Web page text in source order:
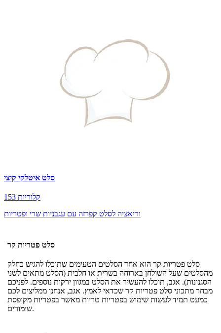
סלט איטלקי קיצי
153 קלוריות
וריאציה לסלט קפרזה עם עגבניות שרי ופטריות
סלט פטריות קר
סלט פטריות קר הוא אחד הסלטים הטעימים שתוכלו להגיש כחלק
מהסלטים שעל השולחן בארוחה בשרית או חלבית (הסלט מתאים לשני
הסגנונות). אגב, תוכלו להעשיר את הסלט במגוון ירקות נוספים. לפניכם
מבחר מתכוני סלט פטריות קר שכדאי לאמץ. אגב, אנחנו ממליצים לכם
כמעט תמיד לעשות שימוש בפטריות טריות מאשר בפטריות מקופסת
שימורים.